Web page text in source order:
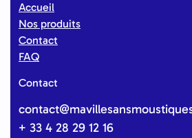
Accueil
Nos produits
Contact
FAQ
Contact
+ 33 4 28 29 12 16